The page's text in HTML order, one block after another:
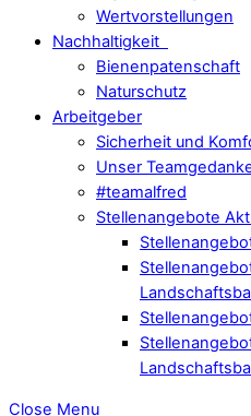
Wertvorstellungen
Nachhaltigkeit
Bienenpatenschaft
Naturschutz
Arbeitgeber
Sicherheit und
Unser
#teamalfred
Stellenangebote
Close Menu